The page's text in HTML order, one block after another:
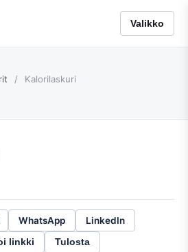
Valikko
/ Kalorilaskuri
WhatsApp
LinkedIn
linkki Tulosta